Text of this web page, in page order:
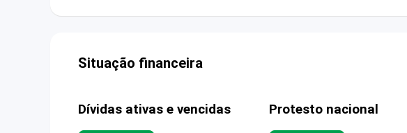
Situação financeira
Dívidas ativas e vencidas Protesto nacional